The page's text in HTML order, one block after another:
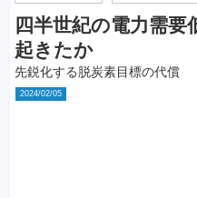
四半世紀の電力需
起きたか
先鋭化する脱炭素目標の代償
2024/02/05